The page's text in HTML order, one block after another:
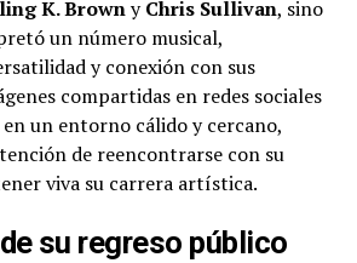
K. BrownyChris Sullivan, sino
un número musical,
y conexión con sus
compartidas en redes sociales
un entorno cálido y cercano,
de reencontrarse con su
viva su carrera artística.
su regreso público